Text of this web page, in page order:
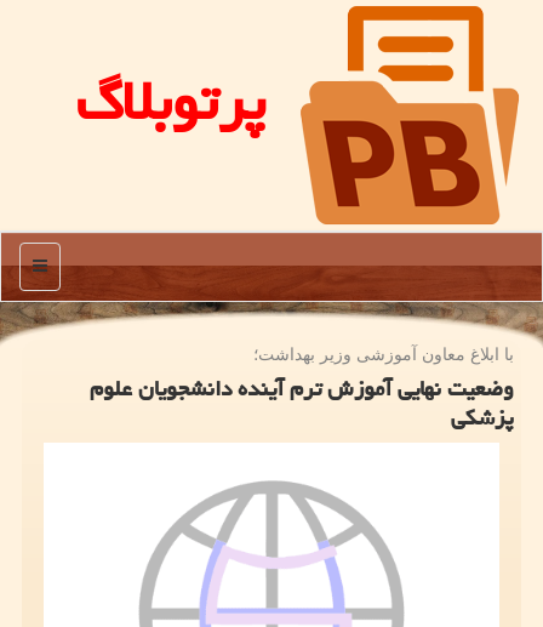
پرتوبلاگ
منو
با ابلاغ معاون آموزشی وزیر بهداشت؛
وضعیت نهایی آموزش ترم آینده دانشجویان علوم
پزشکی